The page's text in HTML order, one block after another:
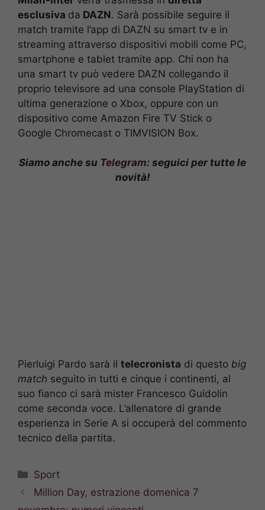
esclusiva da DAZN. Sarà possibile seguire il
match tramite l’app di DAZN su smart tv e in
streaming attraverso dispositivi mobili come PC,
smartphone e tablet tramite app. Chi non ha
una smart tv può vedere DAZN collegando il
proprio televisore ad una console PlayStation di
ultima generazione o Xbox, oppure con un
dispositivo come Amazon Fire TV Stick o
Google Chromecast o TIMVISION Box.
Siamo anche su Telegram: seguici per tutte le
novità!
Pierluigi Pardo sarà il telecronista di questo big
match seguito in tutti e cinque i continenti, al
suo fianco ci sarà mister Francesco Guidolin
come seconda voce. L’allenatore di grande
esperienza in Serie A si occuperà del commento
tecnico della partita.
Categorie
Sport
Million Day, estrazione domenica 7